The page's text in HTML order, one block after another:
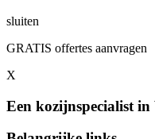
sluiten
GRATIS offertes aanvragen
X
Een kozijnspecialist in